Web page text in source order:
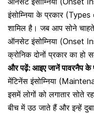
इंसोम्निया के प्रकार
शामिल है। जब आप सोने
ऑनसेट इंसोम्निया (Onset
क्रोनिक दोनों प्रकार का हो
और पढ़ें: आइए जानें पावरनैप के
मेंटिनेंस इंसोम्निया
इसमें लोगों को लगातार सोते
बीच में उठ जाते हैं और इन्हें